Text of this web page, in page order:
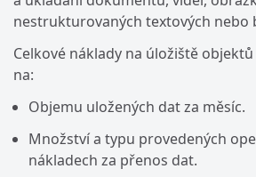
nestrukturovaných textových nebo
Celkové náklady na úložiště
na:
Objemu uložených dat za měsíc.
Množství a typu provedených
nákladech za přenos dat.